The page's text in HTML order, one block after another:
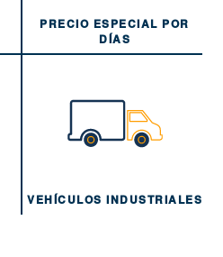
PRECIO ESPECIAL POR
DÍAS
VEHÍCULOS INDUSTRIALES